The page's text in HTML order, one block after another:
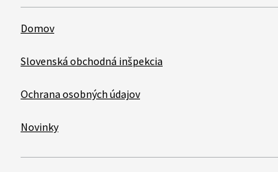
Domov
Slovenská obchodná inšpekcia
Ochrana osobných údajov
Novinky